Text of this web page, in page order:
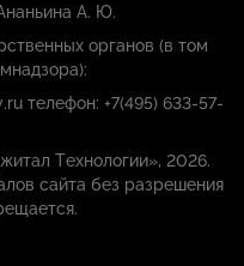
А. Ю.
органов (в том
телефон: +7(495) 633-57-
Технологии», 2026.
сайта без разрешения